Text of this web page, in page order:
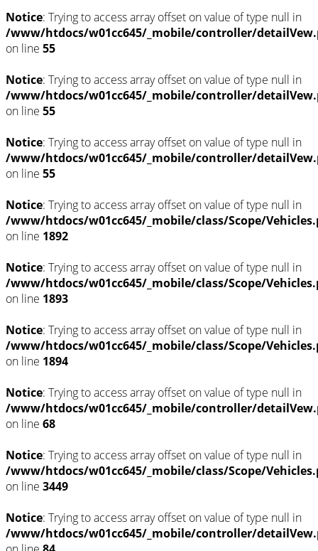
Notice: Trying to access array offset on value of type null in
/www/htdocs/w01cc645/_mobile/controller/
on line 55
Notice: Trying to access array offset on value of type null in
/www/htdocs/w01cc645/_mobile/controller/
on line 55
Notice: Trying to access array offset on value of type null in
/www/htdocs/w01cc645/_mobile/controller/
on line 55
Notice: Trying to access array offset on value of type null in
/www/htdocs/w01cc645/_mobile/class/Scope/
on line 1892
Notice: Trying to access array offset on value of type null in
/www/htdocs/w01cc645/_mobile/class/Scope/
on line 1893
Notice: Trying to access array offset on value of type null in
/www/htdocs/w01cc645/_mobile/class/Scope/
on line 1894
Notice: Trying to access array offset on value of type null in
/www/htdocs/w01cc645/_mobile/controller/
on line 68
Notice: Trying to access array offset on value of type null in
/www/htdocs/w01cc645/_mobile/class/Scope/
on line 3449
Notice: Trying to access array offset on value of type null in
/www/htdocs/w01cc645/_mobile/controller/